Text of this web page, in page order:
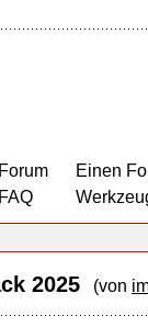
Forum
FAQ
Einen
2025 (von